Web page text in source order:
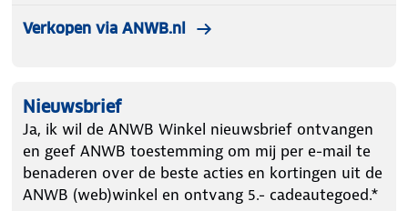
Verkopen via ANWB.nl
Nieuwsbrief
Ja, ik wil de ANWB Winkel nieuwsbrief ontvangen
en geef ANWB toestemming om mij per e-mail te
benaderen over de beste acties en kortingen uit de
ANWB (web)winkel en ontvang 5.- cadeautegoed.*